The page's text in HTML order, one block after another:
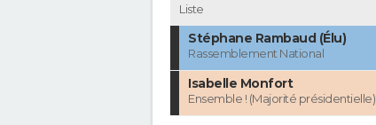
Liste
Stéphane Rambaud (Élu)
Rassemblement National
Isabelle Monfort
Ensemble ! (Majorité présidentielle)